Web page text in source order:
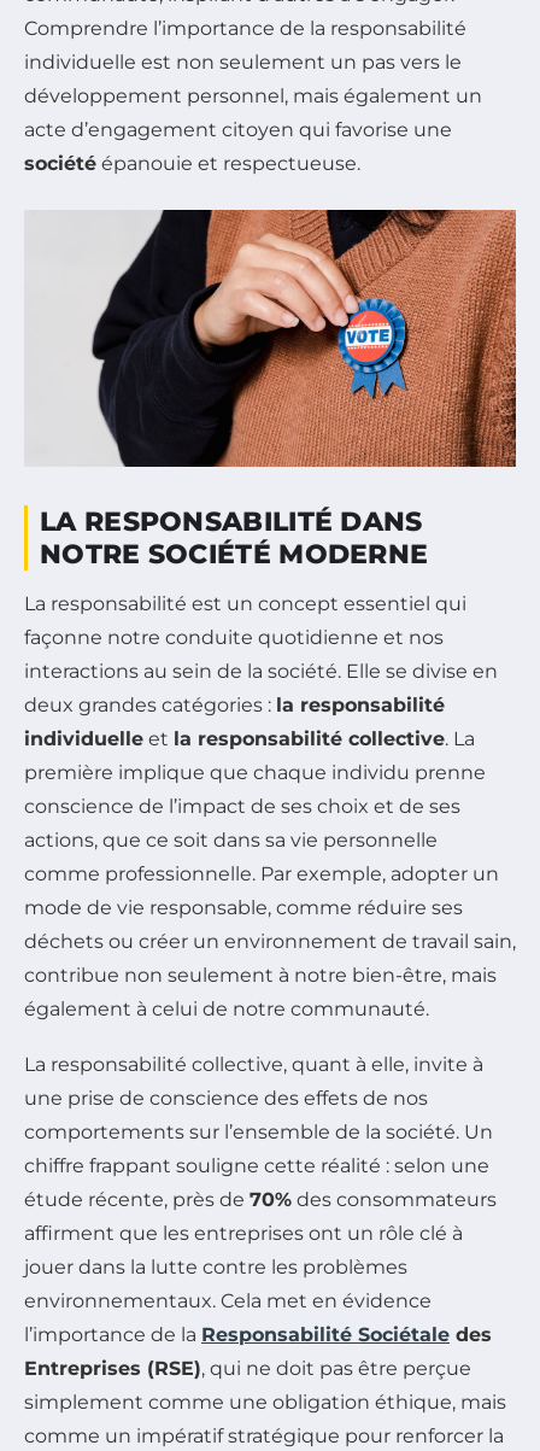
Comprendre l’importance de la responsabilité
individuelle est non seulement un pas vers le
développement personnel, mais également un
acte d’engagement citoyen qui favorise une
société épanouie et respectueuse.
LA RESPONSABILITÉ DANS
NOTRE SOCIÉTÉ MODERNE
La responsabilité est un concept essentiel qui
façonne notre conduite quotidienne et nos
interactions au sein de la société. Elle se divise en
deux grandes catégories : la responsabilité
individuelle et la responsabilité collective. La
première implique que chaque individu prenne
conscience de l’impact de ses choix et de ses
actions, que ce soit dans sa vie personnelle
comme professionnelle. Par exemple, adopter un
mode de vie responsable, comme réduire ses
déchets ou créer un environnement de travail sain,
contribue non seulement à notre bien-être, mais
également à celui de notre communauté.
La responsabilité collective, quant à elle, invite à
une prise de conscience des effets de nos
comportements sur l’ensemble de la société. Un
chiffre frappant souligne cette réalité : selon une
étude récente, près de 70% des consommateurs
affirment que les entreprises ont un rôle clé à
jouer dans la lutte contre les problèmes
environnementaux. Cela met en évidence
l’importance de la Responsabilité Sociétale des
Entreprises (RSE), qui ne doit pas être perçue
simplement comme une obligation éthique, mais
comme un impératif stratégique pour renforcer la